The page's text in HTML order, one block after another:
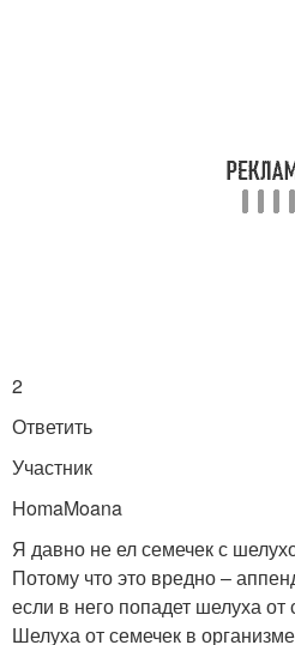
2
Ответить
Участник
HomaMoana
Я давно не ел семечек с
Потому что это вредно –
если в него попадет шелуха от
Шелуха от семечек в